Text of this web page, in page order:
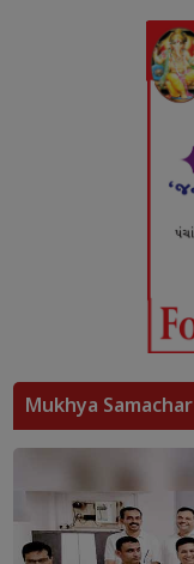
Mukhya Samachar